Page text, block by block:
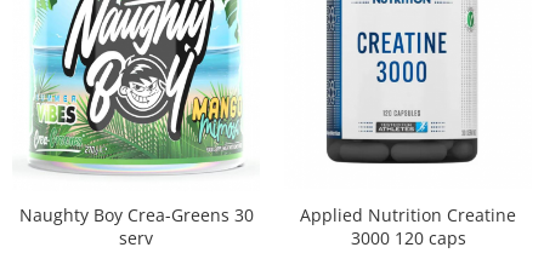
Naughty Boy Crea-Greens 30
serv
Applied Nutrition Creatine
3000 120 caps